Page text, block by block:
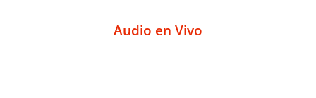
Audio en Vivo